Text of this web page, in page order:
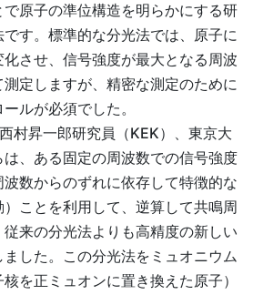
原子の準位構造を明らかにする研
す。標準的な分光法では、原子に
させ、信号強度が最大となる周波
定しますが、精密な測定のために
ルが必須でした。
村昇一郎研究員（KEK）、東京大
、ある固定の周波数での信号強度
数からのずれに依存して特徴的な
ことを利用して、逆算して共鳴周
来の分光法よりも高精度の新しい
した。この分光法をミュオニウム
を正ミュオンに置き換えた原子）